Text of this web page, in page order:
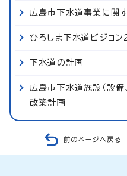
広島市下水道事業に関
ひろしま下水道ビジョ
下水道の計画
広島市下水道施設（設備
改築計画
前のページへ戻る